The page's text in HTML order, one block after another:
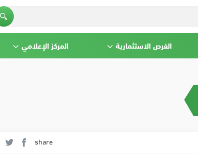
الفرص الاستثمارية المركز الإعلامي
share